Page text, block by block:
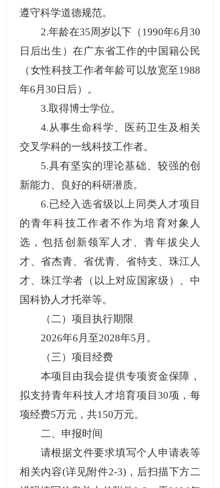
遵守科学道德规范。
2.年龄在35周岁以下（ 1990年6月 30
日后出生）在广东省工作的中国籍公民
（女性科技工作者年龄可以放宽至1988
年6月 30 日后）。
3.取得博士学位。
4.从事生命科学、医药卫生及相关
交叉学科的一线科技工作者。
5.具有坚实的理论基础、较强的创
新能力、良好的科研潜质。
6.已经入选省级以上同类人才项目
的青年科技工作者不作为培育对象人
选 ，包括创新领军人才、青年拔尖人
才、省杰青、省优青、省特支、珠江人
才、珠江学者（以上对应国家级）、中
国科协人才托举等。
（二）项目执行期限
2026年6月至2028年5月。
（三）项目经费
本项目由我会提供专项资金保障，
拟支持青年科技人才培育项目 30项，每
项经费5万元，共150万元。
二、申报时间
请根据文件要求填写个人申请表等
相关内容(详见附件2-3) ， 后扫描下方二